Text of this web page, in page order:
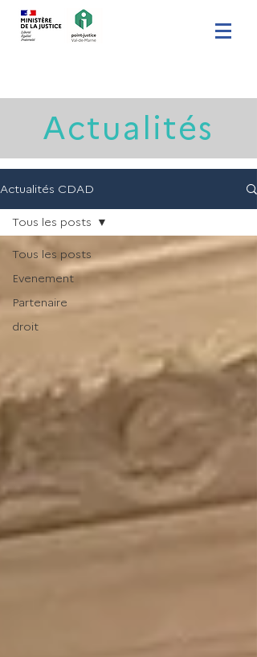
Actualités
Actualités CDAD
Tous les posts
Evenement
Partenaire
droit
Tous les posts